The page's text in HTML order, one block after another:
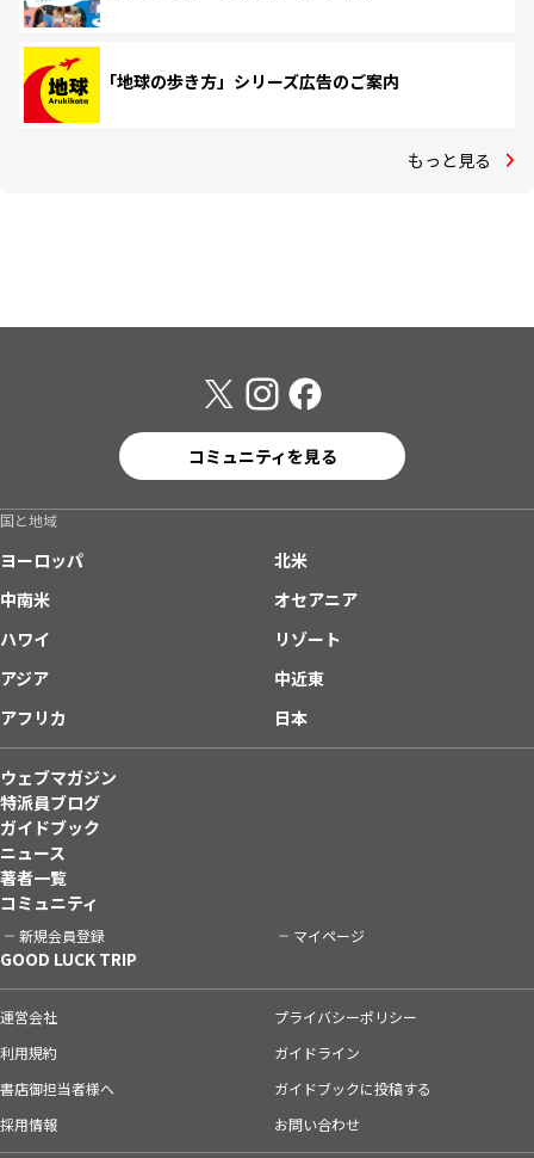
「地球の歩き方」シリーズ広告のご案内
もっと見る
コミュニティを見る
国と地域
ヨーロッパ
北米
中南米
オセアニア
ハワイ
リゾート
アジア
中近東
アフリカ
日本
ウェブマガジン
特派員ブログ
ガイドブック
ニュース
著者一覧
コミュニティ
新規会員登録 マイページ
GOOD LUCK TRIP
運営会社
プライバシーポリシー
利用規約
ガイドライン
書店御担当者様へ
ガイドブックに投稿する
採用情報
お問い合わせ